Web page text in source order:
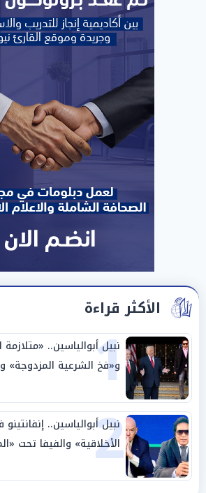
الأكثر قراءة
1
نبيل أبوالياسين.. «متلازمة
و«فخ الشرعية المزدوجة»
وحليفه في «ميتم
2
نبيل أبوالياسين..
الأخلاقية» والفيفا تحت
«عبادة العرش وجنازة